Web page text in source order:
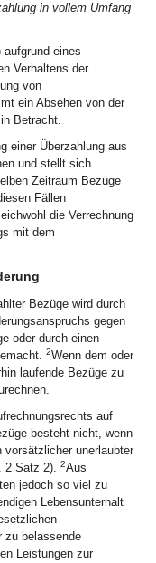
in vollem Umfang
aufgrund eines
Verhaltens der
von
ein Absehen von der
Betracht.
einer Überzahlung aus
und stellt sich
Zeitraum Bezüge
Fällen
die Verrechnung
mit dem
Bezüge wird durch
gegen
oder durch einen
2Wenn dem oder
laufende Bezüge zu
auf
besteht nicht, wenn
vorsätzlicher unerlaubter
2 Satz 2). 2Aus
jedoch so viel zu
Lebensunterhalt
zu belassende
Leistungen zur